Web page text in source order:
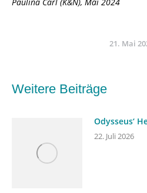
21. Mai
Weitere Beiträge
Odysseus‘
22. Juli 2026